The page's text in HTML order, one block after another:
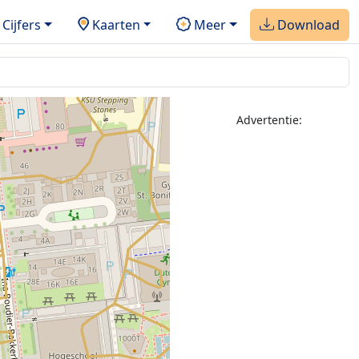
Cijfers Kaarten Meer Download
Advertentie: